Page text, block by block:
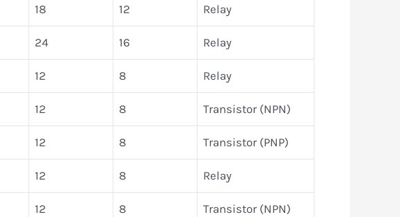
18 12 Relay
24 16 Relay
12 8 Relay
12 8 Transistor (NPN)
12 8 Transistor (PNP)
12 8 Relay
12 8 Transistor (NPN)